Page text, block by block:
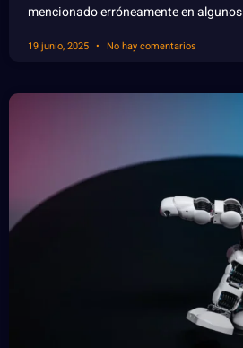
mencionado erróneamente en algunos
19 junio, 2025 No hay comentarios